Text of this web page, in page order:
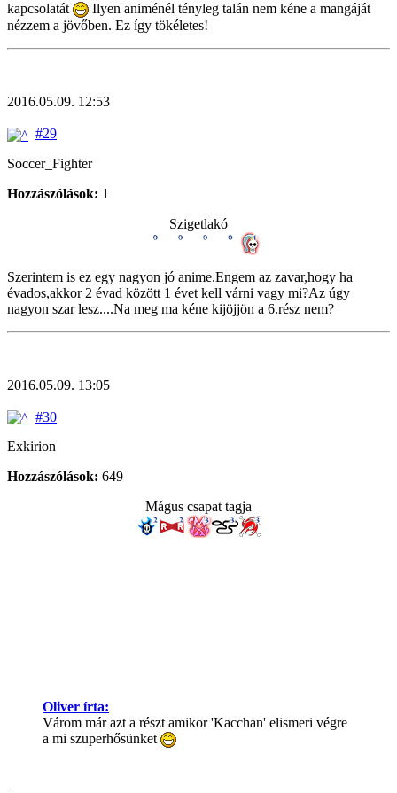
kapcsolatát
Ilyen animénél tényleg talán nem kéne a mangáját
nézzem a jövőben. Ez így tökéletes!
2016.05.09. 12:53
#29
Soccer_Fighter
Hozzászólások: 1
Szigetlakó
Szerintem is ez egy nagyon jó anime.Engem az zavar,hogy ha
évados,akkor 2 évad között 1 évet kell várni vagy mi?Az úgy
nagyon szar lesz....Na meg ma kéne kijöjjön a 6.rész nem?
2016.05.09. 13:05
#30
Exkirion
Hozzászólások: 649
Mágus csapat tagja
Oliver írta:
Várom már azt a részt amikor 'Kacchan' elismeri végre
a mi szuperhősünket